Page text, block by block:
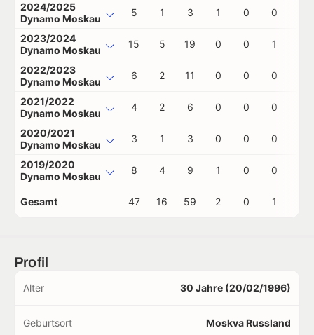
2024/2025
Dynamo Moskau
5 1 3 1 0 0
2023/2024
Dynamo Moskau
15 5 19 0 0 1
2022/2023
Dynamo Moskau
6 2 11 0 0 0
2021/2022
Dynamo Moskau
4 2 6 0 0 0
2020/2021
Dynamo Moskau
3 1 3 0 0 0
2019/2020
Dynamo Moskau
8 4 9 1 0 0
Gesamt 47 16 59 2 0 1
Profil
Alter 30 Jahre (20/02/1996)
Geburtsort Moskva Russland